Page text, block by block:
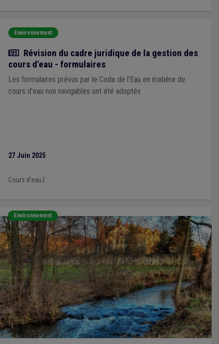
Environnement
Actualité
Révision du cadre juridique de la gestion des
cours d'eau - formulaires
Les formulaires prévus par le Code de l'Eau en matière de
cours d'eau non navigables ont été adoptés
27 Juin 2025
Cours d'eau
Environnement